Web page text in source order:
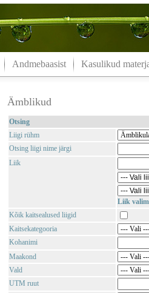
Andmebaasist Kasulikud
Ämblikud
Otsing
Liigi rühm
Otsing liigi nime järgi
Liik
Liik
Kõik kaitsealused liigid
Kaitsekategooria
Kohanimi
Maakond
Vald
UTM ruut